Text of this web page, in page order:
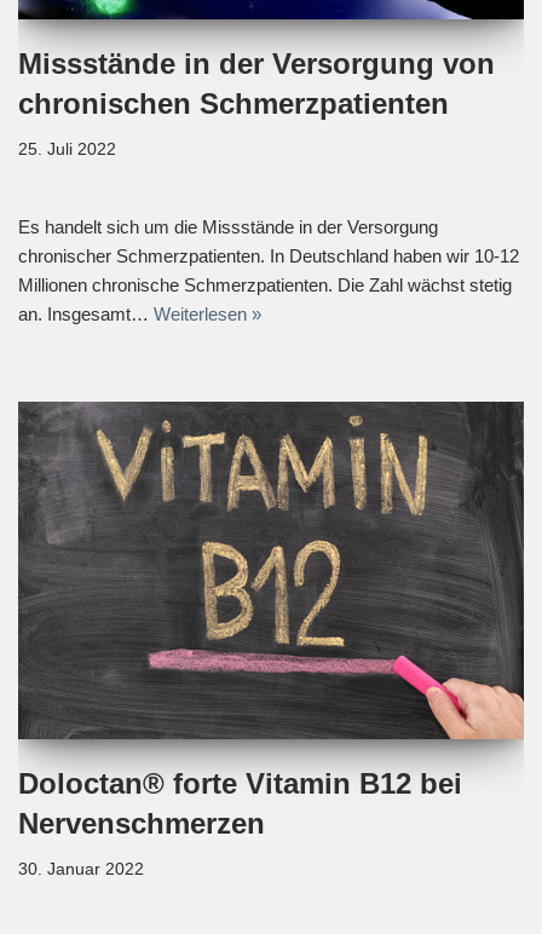
Missstände in der Versorgung von
chronischen Schmerzpatienten
25. Juli 2022
Es handelt sich um die Missstände in der Versorgung
chronischer Schmerzpatienten. In Deutschland haben wir 10-12
Millionen chronische Schmerzpatienten. Die Zahl wächst stetig
an. Insgesamt… Weiterlesen »
Doloctan® forte Vitamin B12 bei
Nervenschmerzen
30. Januar 2022